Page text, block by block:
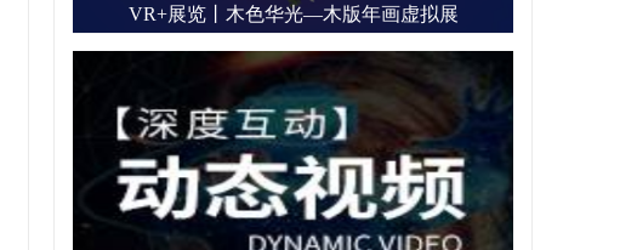
VR+展览丨木色华光—木版年画虚拟展